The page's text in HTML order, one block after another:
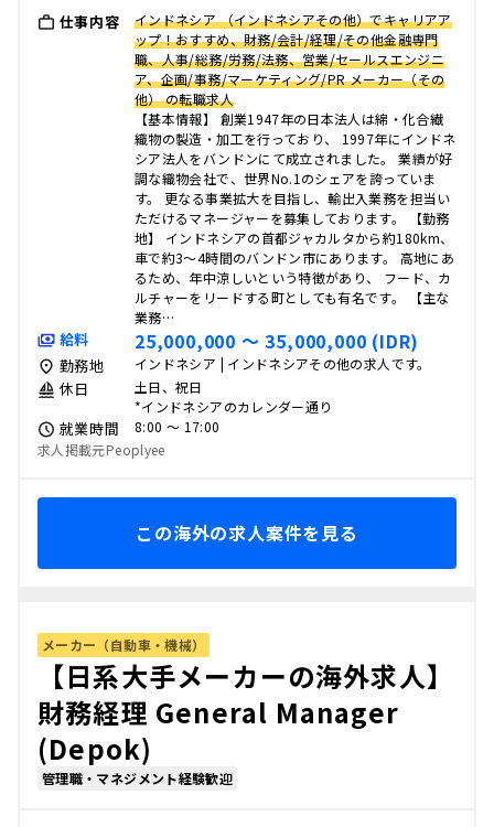
仕事内容
インドネシア （インドネシアその他）でキャリアア
ップ！おすすめ、財務/会計/経理/その他金融専門
職、人事/総務/労務/法務、営業/セールスエンジニ
ア、企画/事務/マーケティング/PR メーカー（その
他） の転職求人
【基本情報】 創業1947年の日本法人は綿・化合繊
織物の製造・加工を行っており、 1997年にインドネ
シア法人をバンドンにて成立されました。 業績が好
調な織物会社で、世界No.1のシェアを誇っていま
す。 更なる事業拡大を目指し、輸出入業務を担当い
ただけるマネージャーを募集しております。 【勤務
地】 インドネシアの首都ジャカルタから約180km、
車で約3〜4時間のバンドン市にあります。 高地にあ
るため、年中涼しいという特徴があり、 フード、カ
ルチャーをリードする町としても有名です。 【主な
業務…
給料 25,000,000 〜 35,000,000 (IDR)
勤務地 インドネシア | インドネシアその他の求人です。
休日
土日、祝日
*インドネシアのカレンダー通り
就業時間
8:00 〜 17:00
求人掲載元Peoplyee
この海外の求人案件を見る
メーカー（自動車・機械）
【日系大手メーカーの海外求人】
財務経理 General Manager
(Depok)
管理職・マネジメント経験歓迎